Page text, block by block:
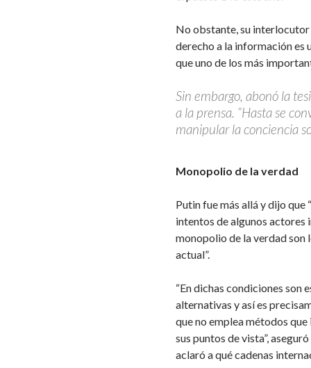
No obstante, su interlocutor
derecho a la información es
que uno de los más
Sin embargo, abonó la
a la prensa. “Hasta se
manipular la conciencia
Monopolio de la verdad
Putin fue más allá y dijo que
intentos de algunos actores
monopolio de la verdad
actual”.
“En dichas condiciones son
alternativas y así es
que no emplea métodos
sus puntos de vista”,
aclaró a qué cadenas